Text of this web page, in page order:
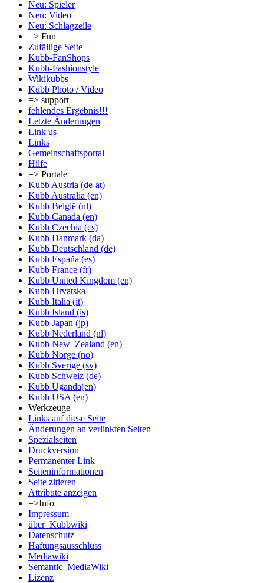
Neu: Spieler
Neu: Video
Neu: Schlagzeile
=> Fun
Zufällige Seite
Kubb-FanShops
Kubb-Fashionstyle
Wikikubbs
Kubb Photo / Video
=> support
fehlendes Ergebnis!!!
Letzte Änderungen
Link us
Links
Gemeinschafts­portal
Hilfe
=> Portale
Kubb Austria (de-at)
Kubb Australia (en)
Kubb België (nl)
Kubb Canada (en)
Kubb Czechia (cs)
Kubb Danmark (da)
Kubb Deutschland (de)
Kubb España (es)
Kubb France (fr)
Kubb United Kingdom (en)
Kubb Hrvatska
Kubb Italia (it)
Kubb Island (is)
Kubb Japan (jp)
Kubb Nederland (nl)
Kubb New_Zealand (en)
Kubb Norge (no)
Kubb Sverige (sv)
Kubb Schweiz (de)
Kubb Uganda(en)
Kubb USA (en)
Werkzeuge
Links auf diese Seite
Änderungen an verlinkten Seiten
Spezialseiten
Druckversion
Permanenter Link
Seiten­informationen
Seite zitieren
Attribute anzeigen
=>Info
Impressum
über_Kubbwiki
Datenschutz
Haftungsausschluss
Mediawiki
Semantic_MediaWiki
Lizenz